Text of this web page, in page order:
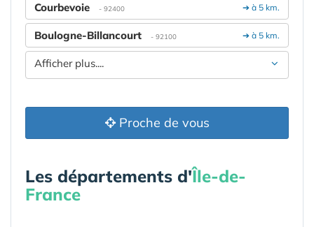
➔ à 5 km.
Courbevoie - 92400
➔ à 5 km.
Boulogne-Billancourt - 92100
Afficher plus....
Proche de vous
Les départements d'Île-de-
France